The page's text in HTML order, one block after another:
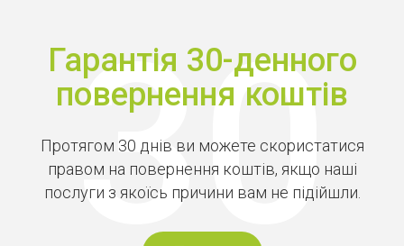
Гарантія 30-денного
повернення коштів
Протягом 30 днів ви можете скористатися
правом на повернення коштів, якщо наші
послуги з якоїсь причини вам не підійшли.